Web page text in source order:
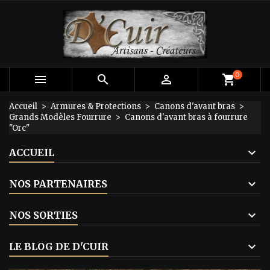
   shopping_cart0
Accueil Armures & Protections
Canons d'avant bras
Grands Modèles Fourrure
Canons d'avant bras à fourrure
"Orc"
ACCUEIL
NOS PARTENAIRES
NOS SORTIES
LE BLOG DE D'CUIR
Mes listes d'envies
Créer une nouvelle liste
Créer une liste d'envies
Nom de la liste d'envies
Annuler Créer une liste d'envies
Connexion
Vous devez être connecté pour ajouter des produits
à votre liste d'envies.
Annuler Connexion